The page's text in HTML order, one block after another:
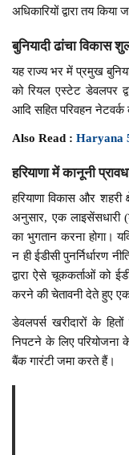
अधिकारियों द्वारा तय किया
बुनियादी ढांचा विकास
यह राज्य भर में प्रमुख
को रियल एस्टेट डेवलपर
आदि सहित परिवहन नेटवर्क
Also Read :Haryana
हरियाणा में कानूनी
हरियाणा विकास और
अनुसार, एक लाइसेंसधारी
का भुगतान करना होगा।
न ही ईडीसी पुनर्निर्धारण
द्वारा ऐसे चूककर्ताओं को
करने की चेतावनी देते हुए
डेवलपर्स खरीदारों के
निपटने के लिए
बैंक गारंटी जमा करते हैं।